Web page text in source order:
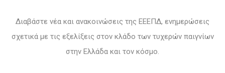
Διαβάστε νέα και ανακοινώσεις της ΕΕΕΠΔ, ενημερώσεις
σχετικά με τις εξελίξεις στον κλάδο των τυχερών παιγνίων
στην Ελλάδα και τον κόσμο.